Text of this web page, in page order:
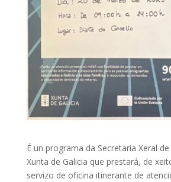
É un programa da Secretaria Xeral
Xunta de Galicia que prestará, de
servizo de oficina itinerante de